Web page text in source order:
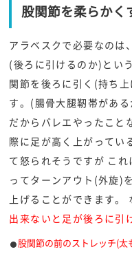
股関節を柔らかく
アラベスクで必要なのは
(後ろに引けるのか)とい
関節を後ろに引く(持ち
す。(腸骨大腿靭帯があ
だからバレエやったこと
際に足が高く上がってい
て怒られそうですが こ
ってターンアウト(外旋)
上げることができます。
出来ないと足が後ろに引
股関節の前のストレッチ(太